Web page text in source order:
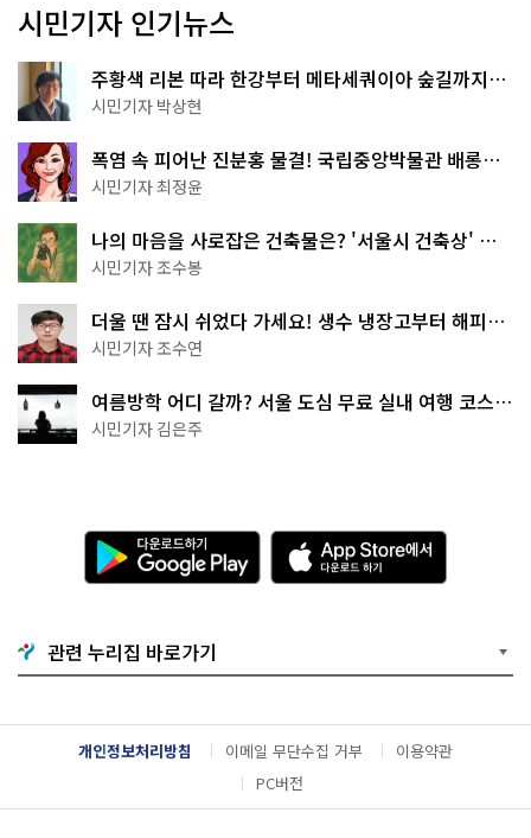
시민기자 인기뉴스
주황색 리본 따라 한강부터 메타세쿼이아 숲길까지…
서울둘레길 15코스
시민기자 박상현
폭염 속 피어난 진분홍 물결! 국립중앙박물관 배롱나
무 명소
시민기자 최정윤
나의 마음을 사로잡은 건축물은? '서울시 건축상' 수
상작 공개!
시민기자 조수봉
더울 땐 잠시 쉬었다 가세요! 생수 냉장고부터 해피소
·무더위쉼터까지
시민기자 조수연
여름방학 어디 갈까? 서울 도심 무료 실내 여행 코스
추천
시민기자 김은주
다
운
로
기
G
o
g
l
e
l
A
p
p
e
서
다
운
드
관련 누리집 바로가기
개인정보처리방침 이메일 무단수집 거부
이용약관
PC버전